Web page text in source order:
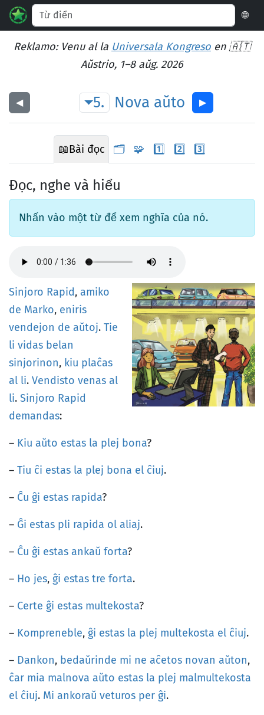
🌐
Reklamo: Venu al la Universala Kongreso en 🇦🇹
Aŭstrio, 1–8 aŭg. 2026
◀︎ 5. Nova aŭto ▶︎
📖Bài đọc 🗂️ 🧩 1️⃣ 2️⃣ 3️⃣
Đọc, nghe và hiểu
Nhấn vào một từ để xem nghĩa của nó.
Sinjoro Rapid, amiko
de Marko, eniris
vendejon de aŭtoj. Tie
li vidas belan
sinjorinon, kiu plaĉas
al li. Vendisto venas al
li. Sinjoro Rapid
demandas:
– Kiu aŭto estas la plej bona?
– Tiu ĉi estas la plej bona el ĉiuj.
– Ĉu ĝi estas rapida?
– Ĝi estas pli rapida ol aliaj.
– Ĉu ĝi estas ankaŭ forta?
– Ho jes, ĝi estas tre forta.
– Certe ĝi estas multekosta?
– Kompreneble, ĝi estas la plej multekosta el ĉiuj.
– Dankon, bedaŭrinde mi ne aĉetos novan aŭton,
ĉar mia malnova aŭto estas la plej malmultekosta
el ĉiuj. Mi ankoraŭ veturos per ĝi.